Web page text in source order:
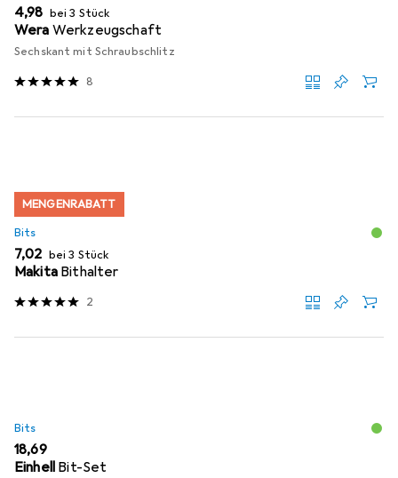
EUR
4,98 bei 3 Stück
Wera Werkzeugschaft
Sechskant mit Schraubschlitz
8
MENGENRABATT
Bits
EUR
7,02 bei 3 Stück
Makita Bithalter
2
Bits
EUR
18,69
Einhell Bit-Set